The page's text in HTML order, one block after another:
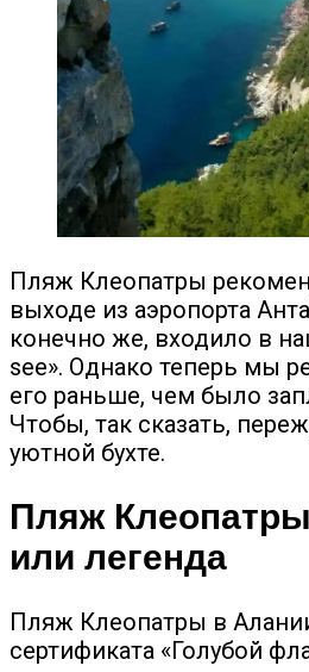
Пляж Клеопатры
выходе из аэропорта
конечно же, входило в
see». Однако теперь мы
его раньше, чем было
Чтобы, так сказать,
уютной бухте.
Пляж
или легенда
Пляж Клеопатры в
сертификата «Голубой